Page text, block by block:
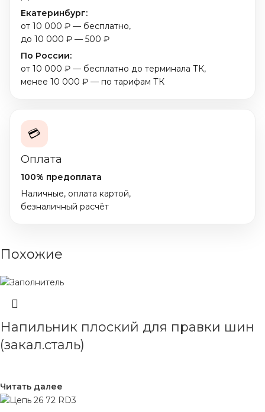
Екатеринбург:
от 10 000 ₽ — бесплатно,
до 10 000 ₽ — 500 ₽
По России:
от 10 000 ₽ — бесплатно до терминала ТК,
менее 10 000 ₽ — по тарифам ТК
💳
Оплата
100% предоплата
Наличные, оплата картой,
безналичный расчёт
Похожие
Напильник плоский для правки шин
(закал.сталь)
Читать далее